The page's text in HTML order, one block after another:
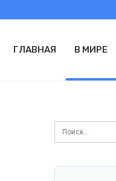
ГЛАВНАЯ В МИРЕ